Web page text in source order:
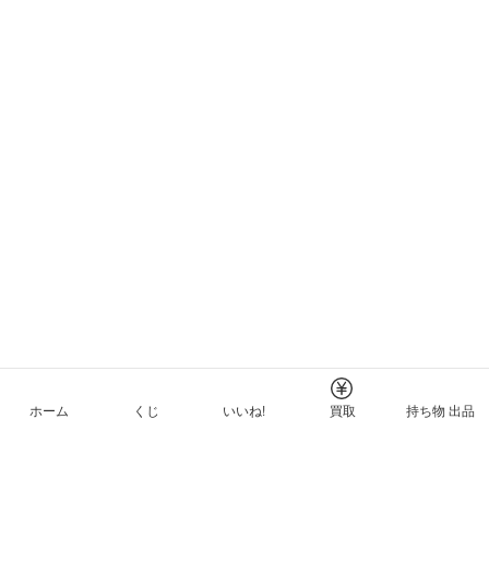
ホーム くじ いいね! 買取 持ち物 出品